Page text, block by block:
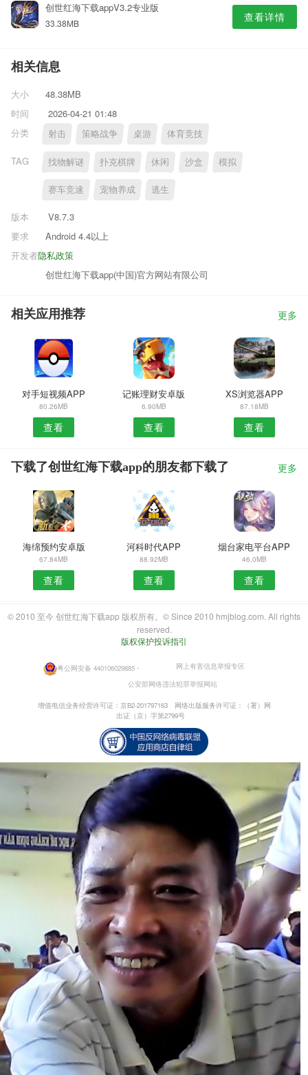
创世红海下载appV3.2专业版
33.38MB 查看详情
相关信息
大小
48.38MB
时间
2026-04-21 01:48
分类
射击 策略战争 桌游 体育竞技
TAG 找物解谜 扑克棋牌 休闲 沙盒 模拟
赛车竞速 宠物养成 逃生
版本
V8.7.3
要求
Android 4.4以上
隐私政策
开发者
创世红海下载app(中国)官方网站有限公司
相关应用推荐 更多
对手短视频APP
80.26MB
查看
记账理财安卓版
6.90MB
查看
XS浏览器APP
87.18MB
查看
下载了创世红海下载app的朋友都下载了 更多
海绵预约安卓版
67.84MB
查看
河科时代APP
88.92MB
查看
烟台家电平台APP
46.0MB
查看
© 2010 至今 创世红海下载app 版权所有。© Since 2010 hmjblog.com. All rights
reserved.
版权保护投诉指引
粤公网安备 440106029885・
网上有害信息举报专区
公安部网络违法犯罪举报网站
增值电信业务经营许可证：京B2-201797163
网络出版服务许可证：（署）网
出证（京）字第2799号